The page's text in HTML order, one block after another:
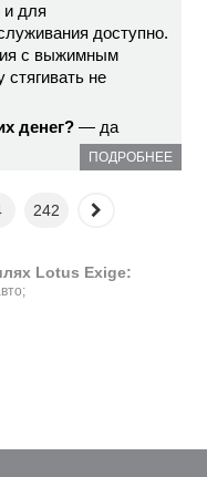
и для
доступно.
с выжимным
не
денег? — да
ПОДРОБНЕЕ
242
Lotus Exige: